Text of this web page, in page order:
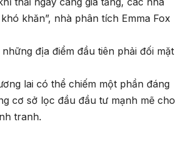
khăn”, nhà phân tích Emma Fox
địa điểm đầu tiên phải đối mặt
lai có thể chiếm một phần đáng
cơ sở lọc đầu đầu tư mạnh mẽ cho
tranh.